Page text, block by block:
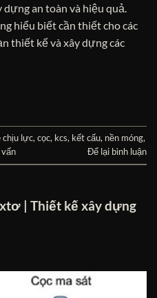
dựng an toàn và hiệu quả.
hiểu biết cần thiết cho các
thiết kế và xây dựng các
chịu lực,cọc, kcs, kết cấu, nền móng,
Để lại bình luận
| Thiết kế xây dựng